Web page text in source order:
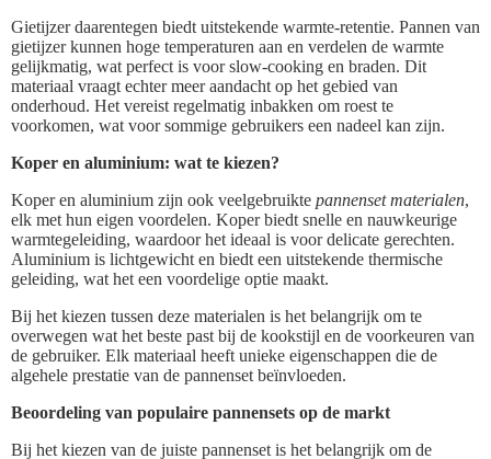
Gietijzer daarentegen biedt uitstekende warmte-retentie. Pannen van
gietijzer kunnen hoge temperaturen aan en verdelen de warmte
gelijkmatig, wat perfect is voor slow-cooking en braden. Dit
materiaal vraagt echter meer aandacht op het gebied van
onderhoud. Het vereist regelmatig inbakken om roest te
voorkomen, wat voor sommige gebruikers een nadeel kan zijn.
Koper en aluminium: wat te kiezen?
Koper en aluminium zijn ook veelgebruikte pannenset materialen,
elk met hun eigen voordelen. Koper biedt snelle en nauwkeurige
warmtegeleiding, waardoor het ideaal is voor delicate gerechten.
Aluminium is lichtgewicht en biedt een uitstekende thermische
geleiding, wat het een voordelige optie maakt.
Bij het kiezen tussen deze materialen is het belangrijk om te
overwegen wat het beste past bij de kookstijl en de voorkeuren van
de gebruiker. Elk materiaal heeft unieke eigenschappen die de
algehele prestatie van de pannenset beïnvloeden.
Beoordeling van populaire pannensets op de markt
Bij het kiezen van de juiste pannenset is het belangrijk om de